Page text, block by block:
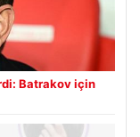
Batrakov için